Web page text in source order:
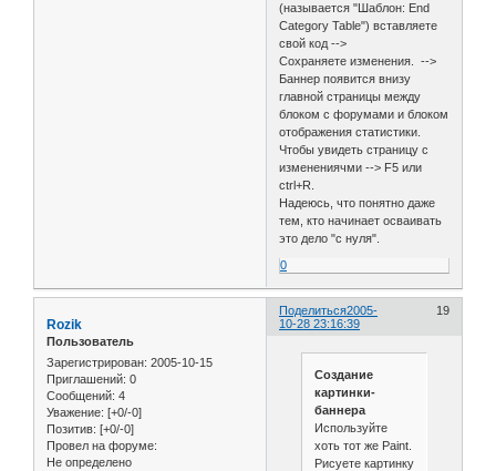
(называется "Шаблон: End
Category Table") вставляете
свой код -->
Сохраняете изменения. -->
Баннер появится внизу
главной страницы между
блоком с форумами и блоком
отображения статистики.
Чтобы увидеть страницу с
изменениячми --> F5 или
ctrl+R.
Надеюсь, что понятно даже
тем, кто начинает осваивать
это дело "с нуля".
0
Поделиться 19
2005-
10-28 23:16:39
Rozik
Пользователь
Зарегистрирован: 2005-10-15
Приглашений: 0
Сообщений: 4
Уважение: [+0/-0]
Позитив: [+0/-0]
Провел на форуме:
Не определено
Создание
картинки-
баннера
Используйте
хоть тот же Paint.
Рисуете картинку